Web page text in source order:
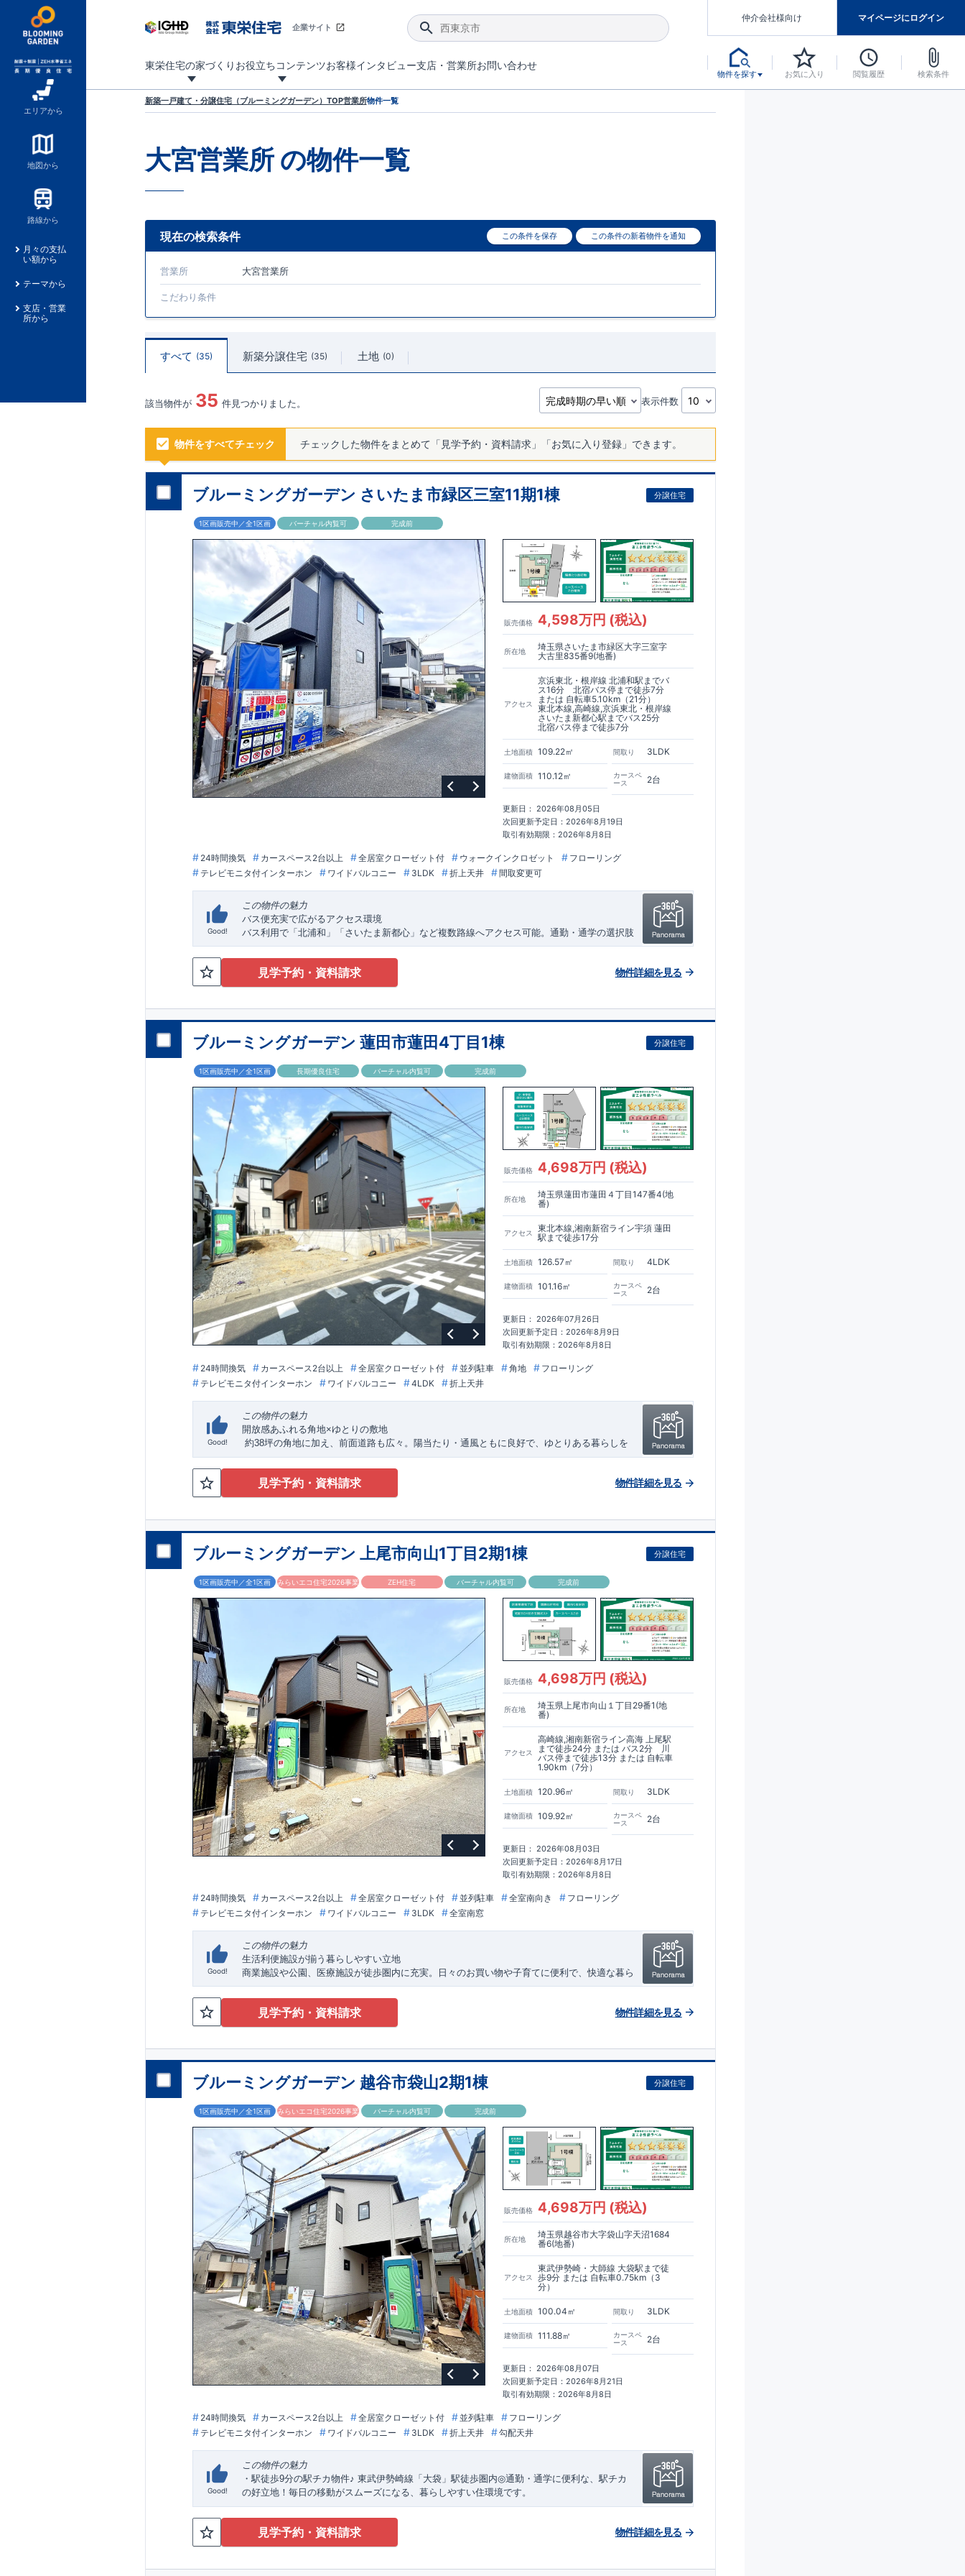
エリアから
地図から
路線から
月々の支払
い額から
テーマから
支店・営業
所から
企業サイト
東栄住宅の家づくり お役立ちコンテンツお客様インタビュー支店・営業所お問い合わせ
仲介会社様向け マイページにログイン
物件を探す お気に入り 閲覧履歴 検索条件
新築一戸建て・分譲住宅（ブルーミングガーデン）TOP営業所物件一覧
大宮営業所 の物件一覧
現在の検索条件 この条件を保存 この条件の新着物件を通知
営業所 大宮営業所
こだわり条件
すべて 35 新築分譲住宅 35 土地 0
該当物件が 35 件見つかりました。 表示件数
物件をすべてチェック チェックした物件をまとめて「見学予約・資料請求」「お気に入り登録」できます。
ブルーミングガーデン さいたま市緑区三室11期1棟 分譲住宅
1区画販売中／全1区画 バーチャル内覧可 完成前
販売価格 4,598万円 (税込)
所在地
埼玉県さいたま市緑区大字三室字
大古里835番9(地番)
アクセス
京浜東北・根岸線 北浦和駅までバ
ス16分 北宿バス停まで徒歩7分
または 自転車5.10km（21分）
東北本線,高崎線,京浜東北・根岸線
さいたま新都心駅までバス25分
北宿バス停まで徒歩7分
土地面積 109.22㎡
建物面積 110.12㎡
間取り 3LDK
カースペ
ース
2台
更新日： 2026年08月05日
次回更新予定日：2026年8月19日
取引有効期限：2026年8月8日
24時間換気 カースペース2台以上 全居室クローゼット付 ウォークインクロゼット
フローリング
テレビモニタ付インターホン
ワイドバルコニー 3LDK 折上天井 間取変更可
Good!
この物件の魅力
バス便充実で広がるアクセス環境
バス利用で「北浦和」「さいたま新都心」など複数路線へアクセス可能。通勤・通学の選択肢
が広がる便利な立地です。
暮らしやすさを支える生活環境
スーパー・ドラッグストア・公園・医療施設などが徒歩圏内に充実。日常生活が身近で完結す
る、快適な住環境です。
アクセス
またはバス
16分バス停「北宿」まで徒歩7分
またはバス
分バス停「北宿」まで徒歩
ロケーション
・くまの子倶楽部三室保育園本館（徒歩5分）
・大古里育ちの森幼稚園（徒歩
分）
・セキ三室店（徒歩9分）
・セブンイレブンさいたま三室北宿店（徒歩
・そら内科クリニック（徒歩 6分）
東栄住宅ブルーミングガーデンのこだわりの家づくり
全棟自社一貫体制
もっと詳しく
◇誰が、何をしたか。が明確だからこそ、お客様の安心に繋がります。
◇設計、施工、営業が互いに協力しあい、最良のプランを提供いたします。
◇不要な中間マージンを抑えることで、コストダウンに努めています。
耐震等級3取得
もっと詳しく
◇国が定めた耐震等級で最高の3を取得建築基準法で定められた、｢数百年に一度発生する地
震に対して、倒壊、崩壊しない。｣という基準から、さらに
倍の耐震力を達成しています。
住宅性能評価ダブル取得！
もっと詳しく
◇設計住宅性能評価
：建物設計段階で、国が認めた第三機関が評価しております。
◇ 建設住宅性能評価 ：評価を受けた図面通りに施工されているか、建設までに計4回チェック
が行われます。図面や書類上だけでなく、「現場の施工状況」を検査した上で、品質を保証し
ております
◇ 最大 60年間の品質保証 、お引渡し後 最大10回の無料定期点検を実施
◇お引渡しからが本当のお付き合いだと考え、アフターサービスを外部の業者に委託せず、東
栄住宅グループ「東栄ホームサービス株式会社」にて責任をもって対応いたします。
■ 住まいの工夫をショート動画でご紹介中
気になる！見たい！話を聞きたい！！
ぜひ一度ご相談ください！ 「少し見てみたい」「話だけ聞いてみたい」といった段階でも大
歓迎です。 お子さま連れでのご見学はもちろん、資金計画や住宅ローンについてのご相談も
丁寧に対応いたします。 ​
大宮営業所までお気軽にどうぞ。
TEL： 0120-0038-63】
受付時間：9:30～18:30
見学予約・資料請求 物件詳細を見る
ブルーミングガーデン 蓮田市蓮田4丁目1棟 分譲住宅
1区画販売中／全1区画 長期優良住宅 バーチャル内覧可 完成前
販売価格 4,698万円 (税込)
所在地
埼玉県蓮田市蓮田４丁目147番4(地
番)
アクセス
東北本線,湘南新宿ライン宇須 蓮田
駅まで徒歩17分
土地面積 126.57㎡
建物面積 101.16㎡
間取り 4LDK
カースペ
ース
2台
更新日： 2026年07月26日
次回更新予定日：2026年8月9日
取引有効期限：2026年8月8日
24時間換気 カースペース2台以上 全居室クローゼット付 並列駐車 角地
フローリング
テレビモニタ付インターホン
ワイドバルコニー 4LDK 折上天井
Good!
この物件の魅力
開放感あふれる角地×ゆとりの敷地
約38坪の角地に加え、前面道路も広々。陽当たり・通風ともに良好で、ゆとりある暮らしを
実現します。
子育て安心の住環境
小学校徒歩9分・中学校徒歩7
分と通学しやすい距離。公園や医療施設も近く、家族で安心して
暮らせる環境が整っています。
アクセス
ロケーション
・ローソン蓮田馬込一丁目店（徒歩
・根ヶ谷戸公園（徒歩3分）​ ​東栄住宅ブルーミングガーデンのこだわりの家づくり
全棟自社一貫体制
もっと詳しく
◇誰が、何をしたか。が明確だからこそ、お客様の安心に繋がります。
◇設計、施工、営業が互いに協力しあい、最良のプランを提供いたします。
◇不要な中間マージンを抑えることで、コストダウンに努めています。
耐震等級3取得
もっと詳しく
◇国が定めた耐震等級で最高の3を取得建築基準法で定められた、｢数百年に一度発生する地
震に対して、倒壊、崩壊しない。｣という基準から、さらに
倍の耐震力を達成しています。
住宅性能評価ダブル取得！
もっと詳しく
◇設計住宅性能評価：建物設計段階で、国が認めた第三機関が評価しております。
◇建設住宅性能評価：評価を受けた図面通りに施工されているか、建設までに計4回チェック
が行われます。図面や書類上だけでなく、「現場の施工状況」を検査した上で、品質を保証し
ております
アフターサポート
もっと詳しく
◇最大60年間の品質保証、お引渡し後最大10回の無料定期点検を実施
◇お引渡しからが本当のお付き合いだと考え、アフターサービスを外部の業者に委託せず、東
栄住宅グループ「東栄ホームサービス株式会社」にて責任をもって対応いたします。
ぜひ一度ご相談ください！ 「少し見てみたい」「話だけ聞いてみたい」といった段階でも大
歓迎です。 お子さま連れでのご見学はもちろん、資金計画や住宅ローンについてのご相談も
【TEL：0120-0038-63
受付時間：9:30～18:30
※火曜・水曜定休
見学予約・資料請求 物件詳細を見る
ブルーミングガーデン 上尾市向山1丁目2期1棟 分譲住宅
1区画販売中／全1区画 みらいエコ住宅2026事業 ZEH住宅 バーチャル内覧可 完成前
販売価格 4,698万円 (税込)
所在地
埼玉県上尾市向山１丁目29番1(地
番)
アクセス
高崎線,湘南新宿ライン高海 上尾駅
まで徒歩24分 または バス2分 川
バス停まで徒歩13分 または 自転車
1.90km（7分）
土地面積 120.96㎡
建物面積 109.92㎡
間取り 3LDK
カースペ
ース
2台
更新日： 2026年08月03日
次回更新予定日：2026年8月17日
取引有効期限：2026年8月8日
24時間換気 カースペース2台以上 全居室クローゼット付 並列駐車 全室南向き
フローリング
テレビモニタ付インターホン
ワイドバルコニー 3LDK 全室南窓
Good!
この物件の魅力
生活利便施設が揃う暮らしやすい立地
商業施設や公園、医療施設が徒歩圏内に充実。日々のお買い物や子育てに便利で、快適な暮ら
しを実現できる住環境です。
子育て安心の教育環境
小学校徒歩10分・中学校徒歩
分と通学しやすい距離。保育園や幼稚園も近く、子育て世帯に
安心の立地です
・「上尾」駅まで自転車7分（ 1.9㎞）,徒歩14
分
ロケーション
・大谷小学校（徒歩10分）
・南中学校（徒歩9分）
・ウエルシア上尾大谷本郷店（徒歩4分）
・セブンイレブン上尾向山店（徒歩 1分）
・小山内科医院（徒歩 7分）​ ​ ​ ​ 東栄住宅ブルーミングガーデンのこだわりの家づくり
全棟自社一貫体制
もっと詳しく
◇誰が、何をしたか。が明確だからこそ、お客様の安心に繋がります。
◇設計、施工、営業が互いに協力しあい、最良のプランを提供いたします。
◇不要な中間マージンを抑えることで、コストダウンに努めています。
耐震等級 3取得
もっと詳しく
◇国が定めた耐震等級で最高の3を取得建築基準法で定められた、｢数百年に一度発生する地
震に対して、倒壊、崩壊しない。｣という基準から、さらに
住宅性能評価ダブル取得！
もっと詳しく
◇設計住宅性能評価：建物設計段階で、国が認めた第三機関が評価しております。
◇建設住宅性能評価：評価を受けた図面通りに施工されているか、建設までに計
回チェック
が行われます。図面や書類上だけでなく、「現場の施工状況」を検査した上で、品質を保証し
ております
アフターサポート
もっと詳しく
◇最大60年間の品質保証、お引渡し後最大10回の無料定期点検を実施
◇お引渡しからが本当のお付き合いだと考え、アフターサービスを外部の業者に委託せず、東
栄住宅グループ「東栄ホームサービス株式会社」にて責任をもって対応いたします。
■ 住まいの工夫をショート動画でご紹介中
ここをクリック
気になる！見たい！話を聞きたい！！
ぜひ一度ご相談ください！ 「少し見てみたい」「話だけ聞いてみたい」といった段階でも大
歓迎です。 お子さま連れでのご見学はもちろん、資金計画や住宅ローンについてのご相談も
丁寧に対応いたします。 ​
大宮営業所までお気軽にどうぞ。
※火曜・水曜定休
見学予約・資料請求 物件詳細を見る
ブルーミングガーデン 越谷市袋山2期1棟 分譲住宅
1区画販売中／全1区画 みらいエコ住宅2026事業 バーチャル内覧可 完成前
販売価格 4,698万円 (税込)
所在地
埼玉県越谷市大字袋山字天沼1684
番6(地番)
アクセス
東武伊勢崎・大師線 大袋駅まで徒
歩9分 または 自転車0.75km（3
分）
土地面積 100.04㎡
建物面積 111.88㎡
間取り 3LDK
カースペ
ース
2台
更新日： 2026年08月07日
次回更新予定日：2026年8月21日
取引有効期限：2026年8月8日
24時間換気 カースペース2台以上 全居室クローゼット付 並列駐車
フローリング
テレビモニタ付インターホン
ワイドバルコニー 3LDK 折上天井 勾配天井
Good!
この物件の魅力
・駅徒歩9分の駅チカ物件♪ 東武伊勢崎線「大袋」駅徒歩圏内◎通勤・通学に便利な、駅チカ
の好立地！毎日の移動がスムーズになる、暮らしやすい住環境です。
・オプションではありません！標準搭載
​食器洗浄乾燥機・繰り返す地震に強い制震ダン
パー・玄関電子キー・浴室換気乾燥機
アクセス
見学予約・資料請求 物件詳細を見る